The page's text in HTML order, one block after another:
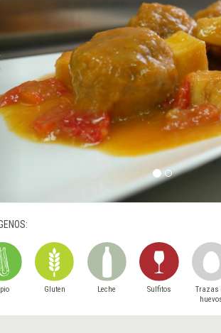
Gluten Leche Sulfitos
Trazas